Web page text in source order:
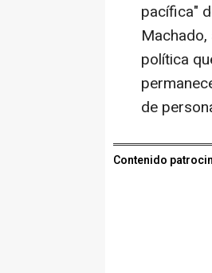
pacífica"
política
de
Contenido